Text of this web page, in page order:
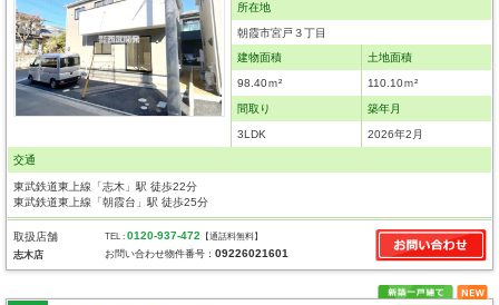
所在地
朝霞市宮戸３丁目
建物面積
98.40ｍ²
土地面積
110.10ｍ²
間取り
3LDK
築年月
2026年2月
交通
東武鉄道東上線「志木」駅 徒歩22分
東武鉄道東上線「朝霞台」駅 徒歩25分
取扱店舗
志木店
TEL :0120-937-472 【通話料無料】
お問い合わせ物件番号：09226021601